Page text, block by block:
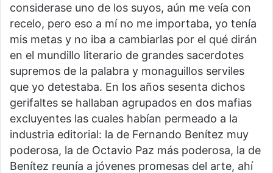
considerase uno de los suyos, aún me veía con
recelo, pero eso a mí no me importaba, yo tenía
mis metas y no iba a cambiarlas por el qué dirán
en el mundillo literario de grandes sacerdotes
supremos de la palabra y monaguillos serviles
que yo detestaba. En los años sesenta dichos
gerifaltes se hallaban agrupados en dos mafias
excluyentes las cuales habían permeado a la
industria editorial: la de Fernando Benítez muy
poderosa, la de Octavio Paz más poderosa, la de
Benítez reunía a jóvenes promesas del arte, ahí